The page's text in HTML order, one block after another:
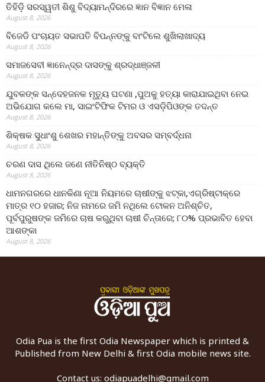
ତିହିଡି଼ ସରସ୍ୱତୀ ଶିଶୁ ବିଦ୍ୟାମନ୍ଦିରରେ ଜ୍ଞାନ ବିଜ୍ଞାନ ମେଳା
August 8, 2026
ବିଜେଡି ପଂଚାୟତ ସଭାପତି ବିପନ୍ନଙ୍କୁ ବାଂଟିଲେ ଶୁଖିଲାଖାଦ୍ୟ
August 8, 2026
ସମାଜସେବୀ ଜ୍ଞାନେନ୍ଦ୍ର ଦାସଙ୍କୁ ଶ୍ରଦ୍ଧାଞ୍ଜଳୀ
August 8, 2026
ଯୁବକଙ୍କ ସନ୍ଦେହଜନକ ମୃତ୍ୟୁ ଘଟଣା ,ପୁଅକୁ ହତ୍ୟା କାରାଯାଇଥିବା ନେଇ
ଅଭିଯୋଗ କଲେ ମା, ସାଇଂଟିଫିକ ଟିମର ଓ ଏସଡ଼ିପିଓଙ୍କ ତଦନ୍ତ
August 8, 2026
ଶିକ୍ଷକ ସୁଧାଂଶୁ ଶେଖର ମହାନ୍ତିଙ୍କୁ ଅବସର ସମ୍ବର୍ଦ୍ଧନା
August 8, 2026
ଚରଣ ଦାସ ଥିଲେ ଜଣେ ନୀତିନିଷ୍ଠ ବ୍ୟକ୍ତି
August 8, 2026
ଧାମନଗରରେ ଧାନକିଣା ନୂଆ ନିୟମରେ ଚାଷୀଙ୍କୁ ଝଟ୍‌କା,ଏଗ୍ରିଷ୍ଟାକ୍‌ରେ
ମାତ୍ର ୧୦ ହଜାର; ନିଜ ନାମରେ ଜମି ନଥିଲେ ଟୋକନ ଅନିଶ୍ଚିତ,
ପୂର୍ବପୁରୁଷଙ୍କ ଜମିରେ ଚାଷ କରୁଥିବା ଚାଷୀ ଚିନ୍ତାରେ; ୮୦% ପ୍ରଭାବିତ ହେବା
ଆଶଙ୍କା
August 8, 2026
Odia Pua is the first Odia Newspaper which is printed &
Published from New Delhi & first Odia mobile news site.
Contact us: odiapuadelhi@gmail.com